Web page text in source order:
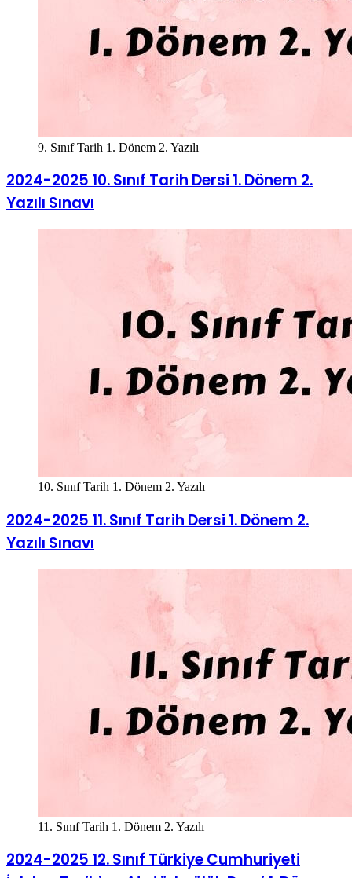
9. Sınıf Tarih 1. Dönem 2. Yazılı
2024-2025 10. Sınıf Tarih Dersi 1. Dönem 2.
Yazılı Sınavı
10. Sınıf Tarih 1. Dönem 2. Yazılı
2024-2025 11. Sınıf Tarih Dersi 1. Dönem 2.
Yazılı Sınavı
11. Sınıf Tarih 1. Dönem 2. Yazılı
2024-2025 12. Sınıf Türkiye Cumhuriyeti